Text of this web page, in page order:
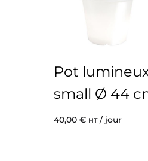
Pot
small Ø 44
40,00 € HT/ jour